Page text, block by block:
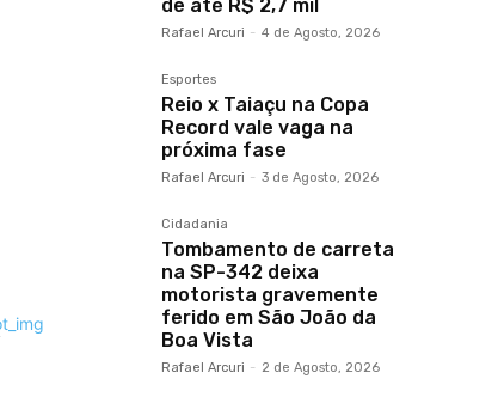
de até R$ 2,7 mil
Rafael Arcuri - 4 de Agosto, 2026
Esportes
Reio x Taiaçu na Copa
Record vale vaga na
próxima fase
Rafael Arcuri - 3 de Agosto, 2026
Cidadania
Tombamento de carreta
na SP-342 deixa
motorista gravemente
ferido em São João da
Boa Vista
Rafael Arcuri - 2 de Agosto, 2026